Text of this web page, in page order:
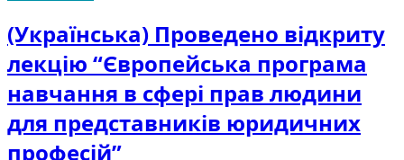
(Українська) Проведено відкриту
лекцію “Європейська програма
навчання в сфері прав людини
для представників юридичних
професій”